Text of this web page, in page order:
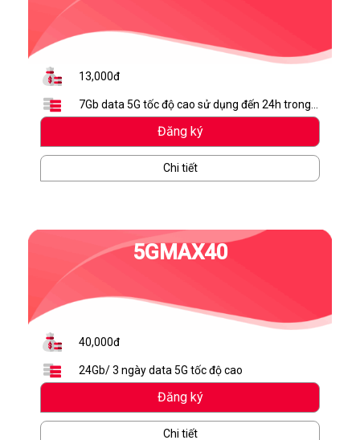
13,000đ
7Gb data 5G tốc độ cao sử dụng đến 24h trong
ngày. Hết lưu lượng dừng truy cập
Đăng ký
Chi tiết
5GMAX40
40,000đ
24Gb/ 3 ngày data 5G tốc độ cao
Đăng ký
Chi tiết